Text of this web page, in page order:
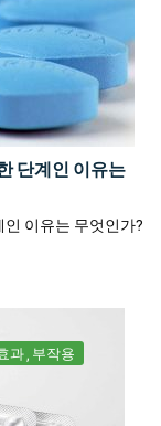
단계인 이유는
이유는 무엇인가?
과 부작용